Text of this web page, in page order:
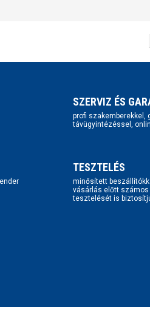
SZERVIZ ÉS
profi szakemberekkel,
távügyintézéssel,
TESZTELÉS
minősített
vásárlás előtt számos
tesztelését is